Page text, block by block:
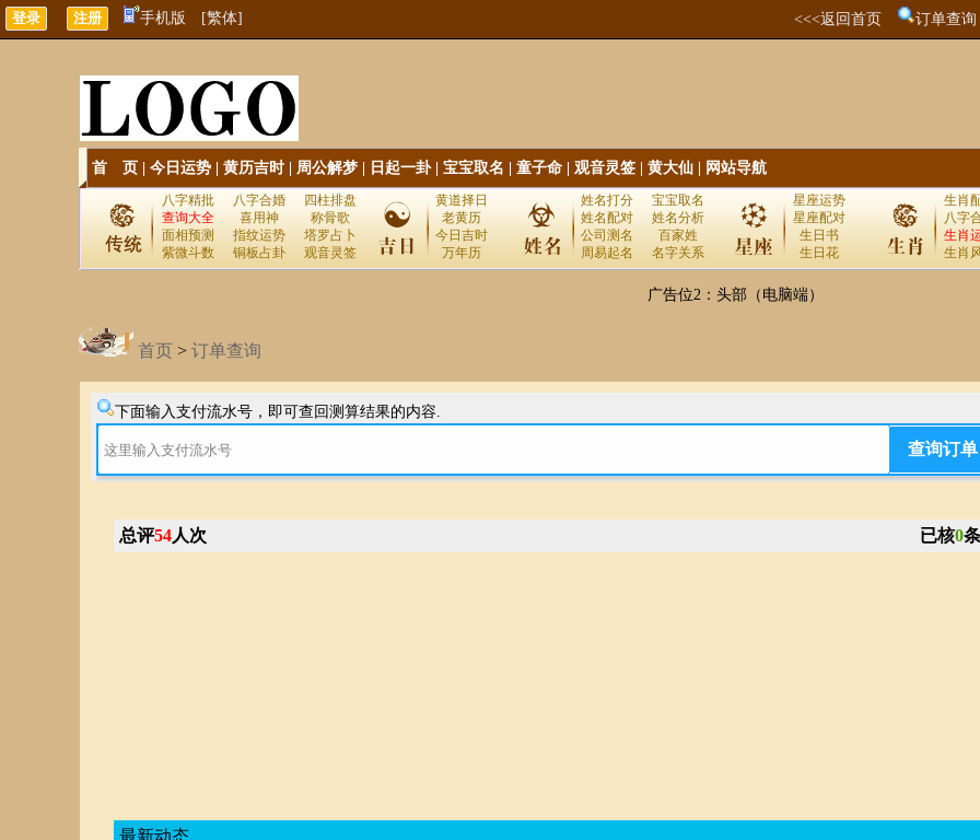
手机版 [繁体] <<<返回首页 订单查询
首 页 今日运势 黄历吉时| 周公解梦 日起一卦| 宝宝取名 童子命 观音灵签 黄大仙 网站导航
八字精批 八字合婚
四柱排盘
查询大全
喜用神
称骨歌
面相预测
指纹运势
塔罗占卜
紫微斗数
铜板占卦 观音灵签
黄道择日
老黄历
今日吉时
万年历
姓名打分
宝宝取名
姓名配对
姓名分析
公司测名
百家姓
周易起名
名字关系
星座运势
星座配对
生日书
生日花
生肖
八字
生肖
生肖
广告位2：头部（电脑端）
首页 > 订单查询
下面输入支付流水号，即可查回测算结果的内容.
总评54人次 已核0条
最新动态